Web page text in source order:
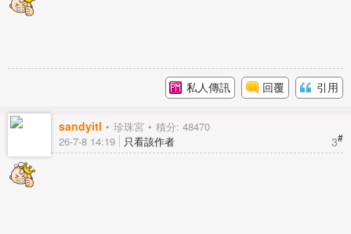
私人傳訊 回覆 引用
sandyitl 珍珠宮 積分: 48470
3#
26-7-8 14:19 只看該作者